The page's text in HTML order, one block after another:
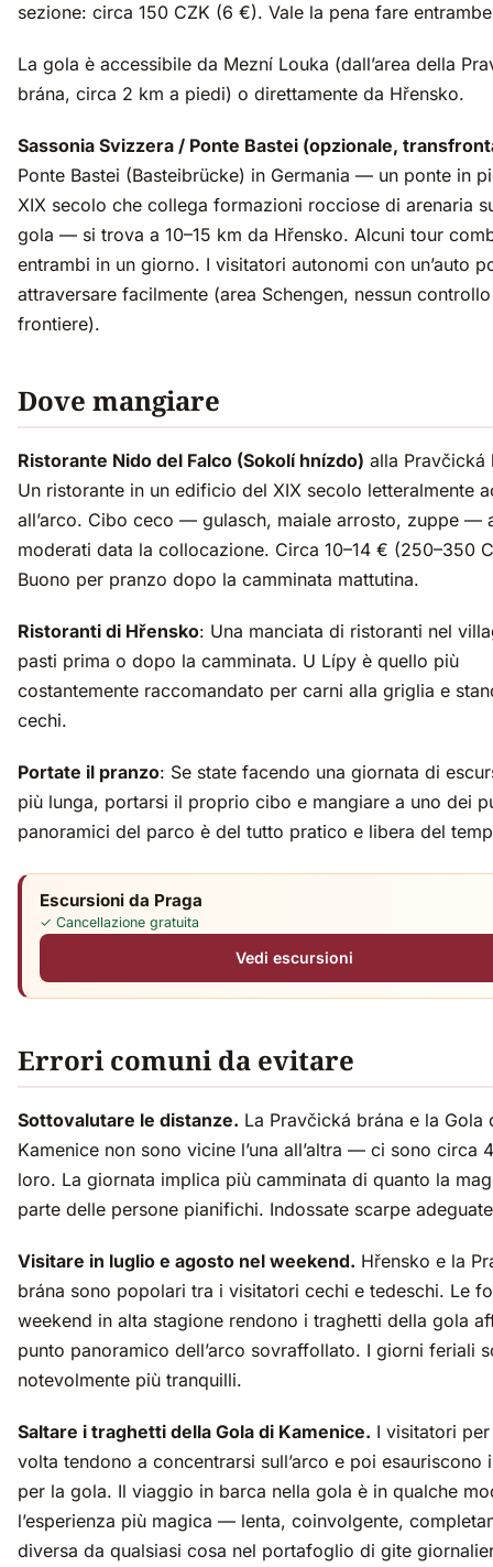
sezione: circa 150 CZK (6 €). Vale la pena fare
La gola è accessibile da Mezní Louka (dall’area della
brána, circa 2 km a piedi) o direttamente da Hřensko.
Sassonia Svizzera / Ponte Bastei (opzionale,
Ponte Bastei (Basteibrücke) in Germania — un ponte in
XIX secolo che collega formazioni rocciose di arenaria
gola — si trova a 10–15 km da Hřensko. Alcuni tour
entrambi in un giorno. I visitatori autonomi con un’auto
attraversare facilmente (area Schengen, nessun
frontiere).
Dove mangiare
Ristorante Nido del Falco (Sokolí hnízdo) alla Pravčická
Un ristorante in un edificio del XIX secolo letteralmente
all’arco. Cibo ceco — gulasch, maiale arrosto, zuppe —
moderati data la collocazione. Circa 10–14 € (250–350
Buono per pranzo dopo la camminata mattutina.
Ristoranti di Hřensko: Una manciata di ristoranti nel
pasti prima o dopo la camminata. U Lípy è quello più
costantemente raccomandato per carni alla griglia e
cechi.
Portate il pranzo: Se state facendo una giornata di
più lunga, portarsi il proprio cibo e mangiare a uno dei
panoramici del parco è del tutto pratico e libera del
Escursioni da Praga
✓ Cancellazione gratuita
Vedi escursioni
Errori comuni da evitare
Sottovalutare le distanze. La Pravčická brána e la Gola
Kamenice non sono vicine l’una all’altra — ci sono circa
loro. La giornata implica più camminata di quanto la
parte delle persone pianifichi. Indossate scarpe
Visitare in luglio e agosto nel weekend. Hřensko e la
brána sono popolari tra i visitatori cechi e tedeschi. Le
weekend in alta stagione rendono i traghetti della gola
punto panoramico dell’arco sovraffollato. I giorni feriali
notevolmente più tranquilli.
Saltare i traghetti della Gola di Kamenice. I visitatori
volta tendono a concentrarsi sull’arco e poi esauriscono
per la gola. Il viaggio in barca nella gola è in qualche
l’esperienza più magica — lenta, coinvolgente,
diversa da qualsiasi cosa nel portafoglio di gite